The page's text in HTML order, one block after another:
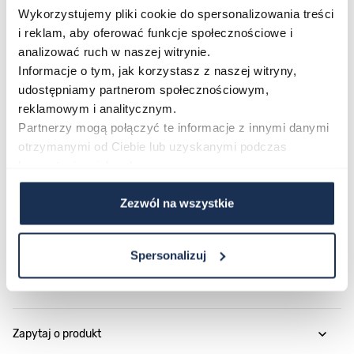
Wykorzystujemy pliki cookie do spersonalizowania treści
i reklam, aby oferować funkcje społecznościowe i
analizować ruch w naszej witrynie.
Informacje o tym, jak korzystasz z naszej witryny,
udostępniamy partnerom społecznościowym,
reklamowym i analitycznym.
Partnerzy mogą połączyć te informacje z innymi danymi
otrzymanymi od Ciebie lub uzyskanymi podczas
Zezwól na wszystkie
Spersonalizuj
Połączenie stylu i funkcjonalności
To propozycja dla osób, które cenią dopracowany
design i wygodne, bezobsługowe działanie. Wybierz
zegarek, który łączy modowy charakter z uniwersalnym
stylem i przekonaj się, jak dobrze sprawdza się każdego
dnia.
Parametry
O marce
Opinie
Zapytaj o produkt